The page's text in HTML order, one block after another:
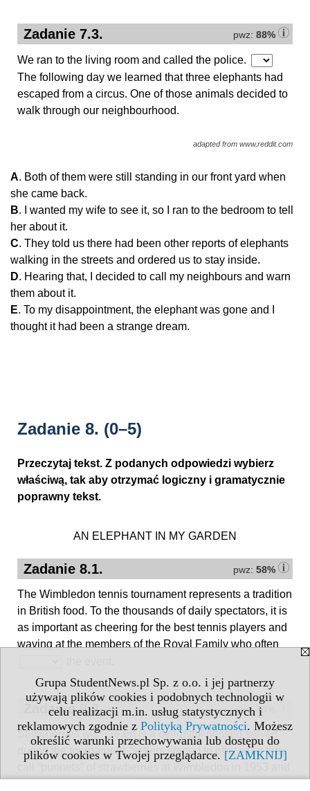
Grupa StudentNews.pl Sp. z o.o. i jej partnerzy
używają plików cookies i podobnych technologii w
celu realizacji m.in. usług statystycznych i
reklamowych zgodnie z Polityką Prywatności. Możesz
określić warunki przechowywania lub dostępu do
plików cookies w Twojej przeglądarce. [ZAMKNIJ]
pwz: 88%
Zadanie 7.3.
We ran to the living room and called the police.
The following day we learned that three elephants had
escaped from a circus. One of those animals decided to
walk through our neighbourhood.
adapted from www.reddit.com
A. Both of them were still standing in our front yard when
she came back.
B. I wanted my wife to see it, so I ran to the bedroom to tell
her about it.
C. They told us there had been other reports of elephants
walking in the streets and ordered us to stay inside.
D. Hearing that, I decided to call my neighbours and warn
them about it.
E. To my disappointment, the elephant was gone and I
thought it had been a strange dream.
Zadanie 8. (0–5)
Przeczytaj tekst. Z podanych odpowiedzi wybierz
właściwą, tak aby otrzymać logiczny i gramatycznie
poprawny tekst.
AN ELEPHANT IN MY GARDEN
pwz: 58%
Zadanie 8.1.
The Wimbledon tennis tournament represents a tradition
in British food. To the thousands of daily spectators, it is
as important as cheering for the best tennis players and
waving at the members of the Royal Family who often
pwz: 79%
Zadanie 8.2.
Strawberries with cream is a delightful dessert served
during the tournament. Sellers started to offer what they